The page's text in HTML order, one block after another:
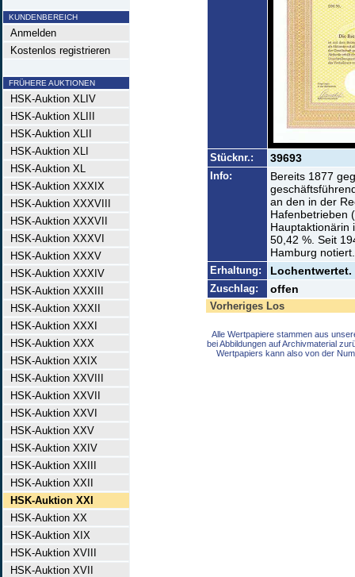
KUNDENBEREICH
Anmelden
Kostenlos registrieren
FRÜHERE AUKTIONEN
HSK-Auktion XLIV
HSK-Auktion XLIII
HSK-Auktion XLII
HSK-Auktion XLI
HSK-Auktion XL
HSK-Auktion XXXIX
HSK-Auktion XXXVIII
HSK-Auktion XXXVII
HSK-Auktion XXXVI
HSK-Auktion XXXV
HSK-Auktion XXXIV
HSK-Auktion XXXIII
HSK-Auktion XXXII
HSK-Auktion XXXI
HSK-Auktion XXX
HSK-Auktion XXIX
HSK-Auktion XXVIII
HSK-Auktion XXVII
HSK-Auktion XXVI
HSK-Auktion XXV
HSK-Auktion XXIV
HSK-Auktion XXIII
HSK-Auktion XXII
HSK-Auktion XXI
HSK-Auktion XX
HSK-Auktion XIX
HSK-Auktion XVIII
HSK-Auktion XVII
Stücknr.: 39693
Info:
Bereits 1877
an den in der
Hafenbetrieben
Hauptaktionärin
50,42 %. Seit
Hamburg notiert.
Erhaltung: Lochentwertet.
Zuschlag: offen
Vorheriges Los
Alle Wertpapiere stammen aus
bei Abbildungen auf Archivmaterial
Wertpapiers kann also von der